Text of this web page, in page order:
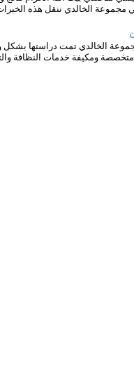
الخالدي ننقل هذه
مجموعة الخالدي تمت دراستها
ومكيفة خدمات النظافة